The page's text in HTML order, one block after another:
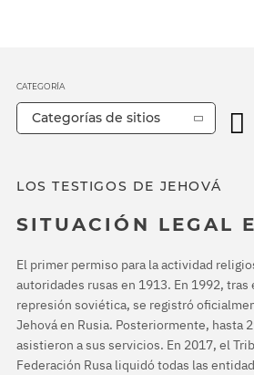
LOS TESTIGOS DE JEHOVÁ
SITUACIÓN LEGAL
El primer permiso para la actividad
autoridades rusas en 1913. En 1992, tras
represión soviética, se registró
Jehová en Rusia. Posteriormente, hasta
asistieron a sus servicios. En 2017, el
Federación Rusa liquidó todas las
CATEGORÍA
Categorías de sitios